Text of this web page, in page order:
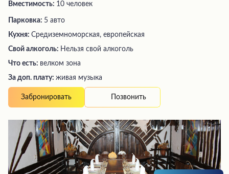
Вместимость: 10 человек
Парковка: 5 авто
Кухня: Средиземноморская, европейская
Свой алкоголь: Нельзя свой алкоголь
Что есть: велком зона
За доп. плату: живая музыка
Забронировать Позвонить